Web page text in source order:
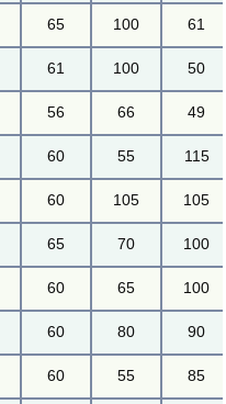
65 100 61
61 100 50
56 66 49
60 55 115
60 105 105
65 70 100
60 65 100
60 80 90
60 55 85